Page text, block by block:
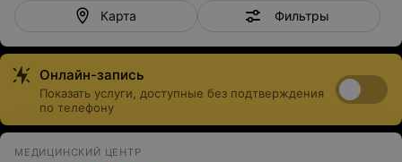
Карта Фильтры
Онлайн-запись
Показать услуги, доступные без подтверждения
по телефону
МЕДИЦИНСКИЙ ЦЕНТР